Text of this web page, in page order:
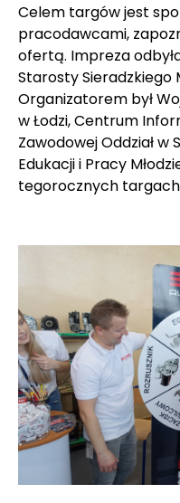
Celem targów jest
pracodawcami,
ofertą. Impreza
Starosty Sieradzkiego
Organizatorem był
w Łodzi, Centrum
Zawodowej Oddział
Edukacji i Pracy
tegorocznych targach